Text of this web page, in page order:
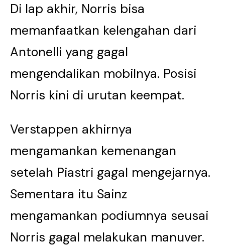
Di lap akhir, Norris bisa
memanfaatkan kelengahan dari
Antonelli yang gagal
mengendalikan mobilnya. Posisi
Norris kini di urutan keempat.
Verstappen akhirnya
mengamankan kemenangan
setelah Piastri gagal mengejarnya.
Sementara itu Sainz
mengamankan podiumnya seusai
Norris gagal melakukan manuver.